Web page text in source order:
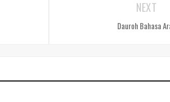
NEXT
Dauroh Bahasa